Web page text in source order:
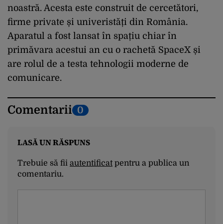
noastră. Acesta este construit de cercetători,
firme private și univeristăți din România.
Aparatul a fost lansat în spațiu chiar în
primăvara acestui an cu o rachetă SpaceX și
are rolul de a testa tehnologii moderne de
comunicare.
Comentarii 0
LASĂ UN RĂSPUNS
Trebuie să fii autentificatpentru a publica un
comentariu.